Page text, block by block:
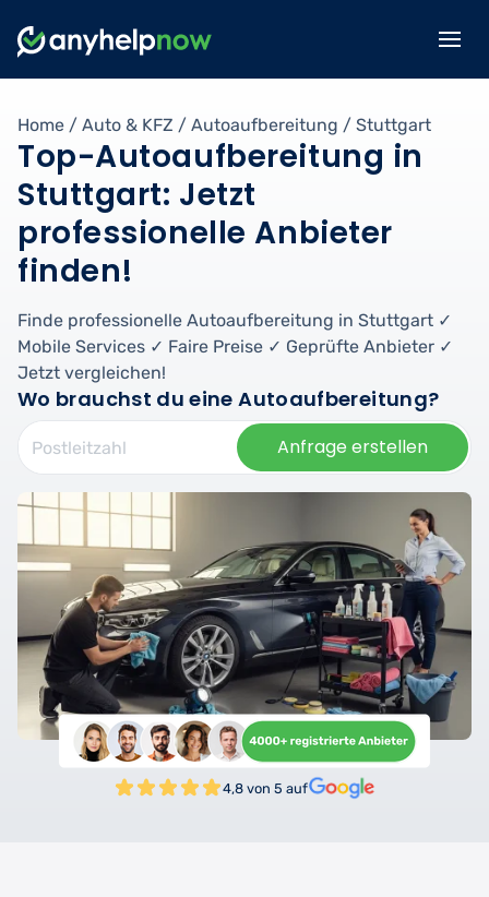
Home / Auto & KFZ / Autoaufbereitung / Stuttgart
Top-Autoaufbereitung in
Stuttgart: Jetzt
professionelle Anbieter
finden!
Finde professionelle Autoaufbereitung in Stuttgart ✓
Mobile Services ✓ Faire Preise ✓ Geprüfte Anbieter ✓
Jetzt vergleichen!
Wo brauchst du eine Autoaufbereitung?
Anfrage erstellen
4,8 von 5 auf